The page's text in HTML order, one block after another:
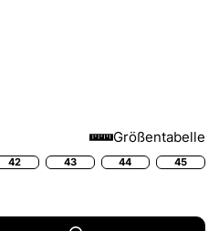
Größentabelle
42 43 44
45